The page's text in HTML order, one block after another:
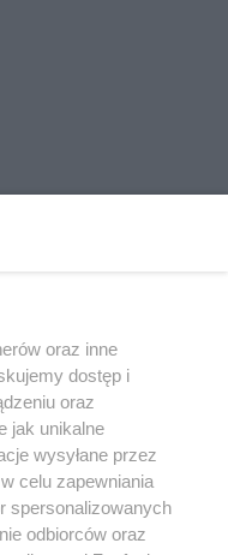
być powielany i
w jakikolwiek sposób (w
jakimkolwiek polu
z umieszczaniem w
Jakiekolwiek użycie lub
z naruszeniem prawa,
groźbą kary i może być
oraz inne
dostęp i
oraz
jak unikalne
wysyłane przez
celu zapewniania
spersonalizowanych
odbiorców oraz